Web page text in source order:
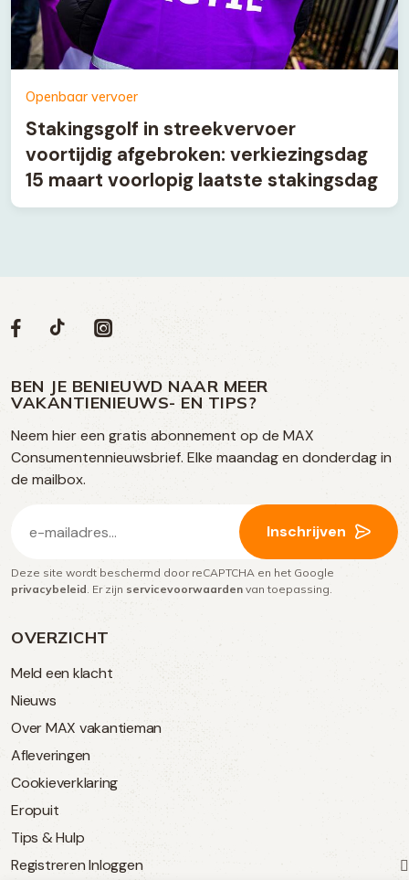
Openbaar vervoer
Stakingsgolf in streekvervoer
voortijdig afgebroken: verkiezingsdag
15 maart voorlopig laatste stakingsdag
OVERZICHT
Meld een klacht
Nieuws
Over MAX vakantieman
Afleveringen
Cookieverklaring
Eropuit
Tips & Hulp
Registreren Inloggen
Volg
op
social
media
Social
Volg
op
Facebook
Volg
op
TikTok
Volg
op
Instagram
BEN JE BENIEUWD NAAR MEER
VAKANTIENIEUWS- EN TIPS?
Neem hier een gratis abonnement op de MAX
Consumentennieuwsbrief. Elke maandag en donderdag in
de mailbox.
mailadres
(Vereist)
Inschrijven
Deze site wordt beschermd door reCAPTCHA en het Google
privacybeleid . Er zijn servicevoorwaarden van toepassing.